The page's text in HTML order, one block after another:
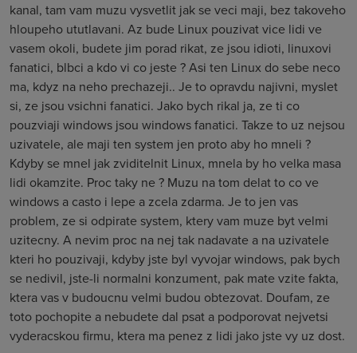
kanal, tam vam muzu vysvetlit jak se veci maji, bez takoveho
hloupeho ututlavani. Az bude Linux pouzivat vice lidi ve
vasem okoli, budete jim porad rikat, ze jsou idioti, linuxovi
fanatici, blbci a kdo vi co jeste ? Asi ten Linux do sebe neco
ma, kdyz na neho prechazeji.. Je to opravdu najivni, myslet
si, ze jsou vsichni fanatici. Jako bych rikal ja, ze ti co
pouzviaji windows jsou windows fanatici. Takze to uz nejsou
uzivatele, ale maji ten system jen proto aby ho mneli ?
Kdyby se mnel jak zviditelnit Linux, mnela by ho velka masa
lidi okamzite. Proc taky ne ? Muzu na tom delat to co ve
windows a casto i lepe a zcela zdarma. Je to jen vas
problem, ze si odpirate system, ktery vam muze byt velmi
uzitecny. A nevim proc na nej tak nadavate a na uzivatele
kteri ho pouzivaji, kdyby jste byl vyvojar windows, pak bych
se nedivil, jste-li normalni konzument, pak mate vzite fakta,
ktera vas v budoucnu velmi budou obtezovat. Doufam, ze
toto pochopite a nebudete dal psat a podporovat nejvetsi
vyderacskou firmu, ktera ma penez z lidi jako jste vy uz dost.